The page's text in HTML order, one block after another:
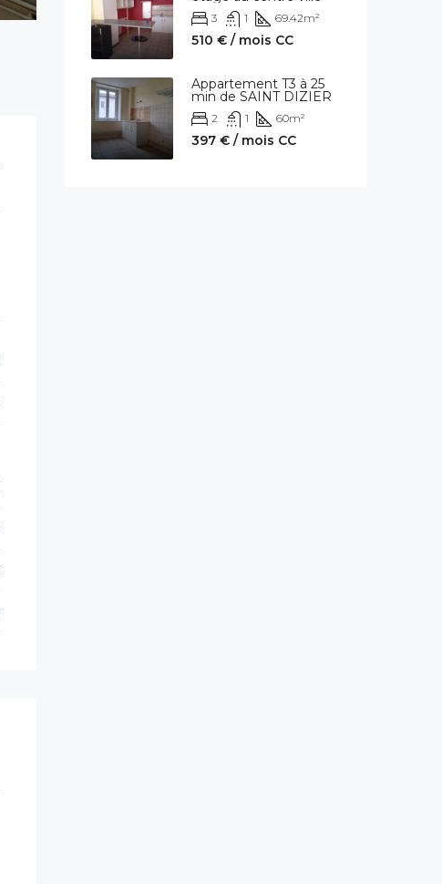
3 1 69.42m²
510 € / mois CC
Appartement T3 à 25
min de SAINT DIZIER
2 1 60m²
397 € / mois CC